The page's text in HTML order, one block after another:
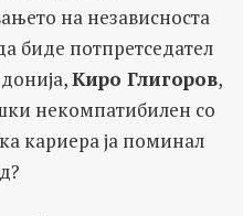
на независноста
биде потпретседател
Киро Глигоров,
некомпатибилен со
кариера ја поминал